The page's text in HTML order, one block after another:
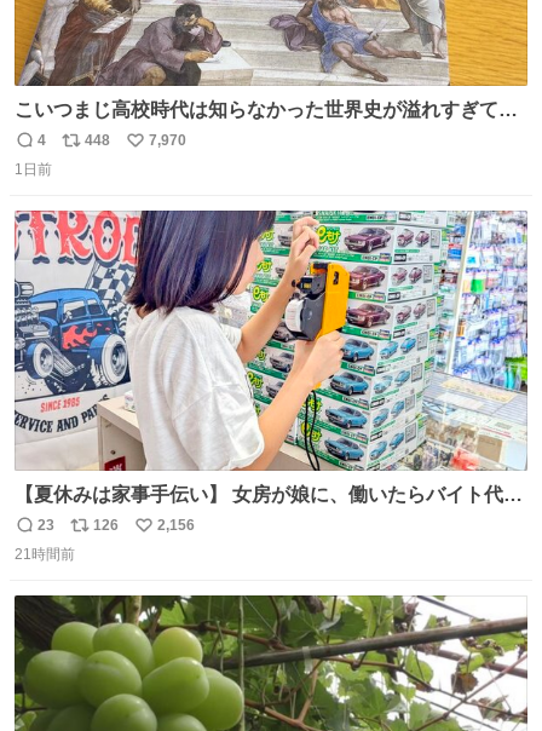
こいつまじ高校時代は知らなかった世界史が溢れすぎてて
𝑩𝑰𝑮 𝑳𝑶𝑽𝑬＿＿
返
信
4
リ
ト
数
448
い
数
7,970
1日前
【夏休みは家事手伝い】 女房が娘に、働いたらバイト代も
らえば？と言ったら、娘は、いらない、と言って黙々と働
いてくれました。 あとでソフトクリーム買ってやろうと思
返
信
23
リ
ポ
ト
数
126
い
数
2,156
21時間前